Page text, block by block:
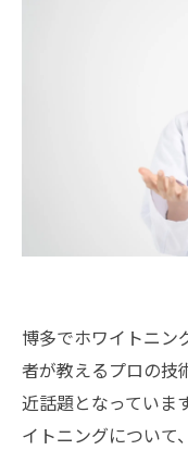
博多でホワイトニン
者が教えるプロの技
近話題となっていま
イトニングについて